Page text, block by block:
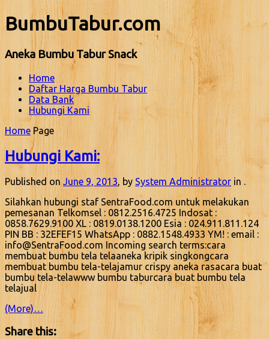
BumbuTabur.com
Aneka Bumbu Tabur Snack
Home
Daftar Harga Bumbu Tabur
Data Bank
Hubungi Kami
Home Page
Hubungi Kami:
Published on June 9, 2013, by System Administrator in .
Silahkan hubungi staf SentraFood.com untuk melakukan
pemesanan Telkomsel : 0812.2516.4725 Indosat :
0858.7629.9100 XL : 0819.0138.1200 Esia : 024.911.811.124
PIN BB : 32EFEF15 WhatsApp : 0882.1548.4933 YM! : email :
info@SentraFood.com Incoming search terms:cara
membuat bumbu tela telaaneka kripik singkongcara
membuat bumbu tela-telajamur crispy aneka rasacara buat
bumbu tela-telawww bumbu taburcara buat bumbu tela
telajual
(More)…
Share this: